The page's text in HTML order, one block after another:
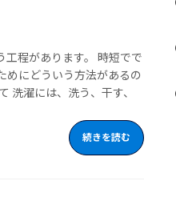
工程があります。 時短でで
めにどういう方法があるの
洗濯には、洗う、干す、
続きを読む